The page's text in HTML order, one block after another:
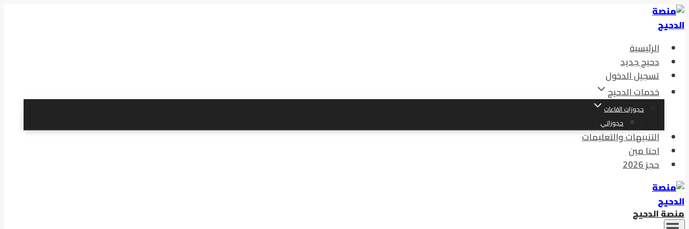
الرئيسية
دحيح جديد
تسجيل الدخول
خدمات الدحيح
حجوزات القاعات
حجوزاتي
التنبيهات والتعليمات
احنا مين
حجز 2026
منصة الدحيح